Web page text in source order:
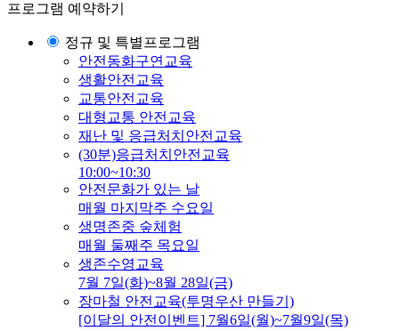
프로그램 예약하기
정규 및 특별프로그램
안전동화구연교육
생활안전교육
교통안전교육
대형교통 안전교육
재난 및 응급처치안전교육
(30분)응급처치안전교육
10:00~10:30
안전문화가 있는 날
매월 마지막주 수요일
생명존중 숲체험
매월 둘째주 목요일
생존수영교육
7월 7일(화)~8월 28일(금)
장마철 안전교육(투명우산 만들기)
[이달의 안전이벤트] 7월6일(월)~7월9일(목)